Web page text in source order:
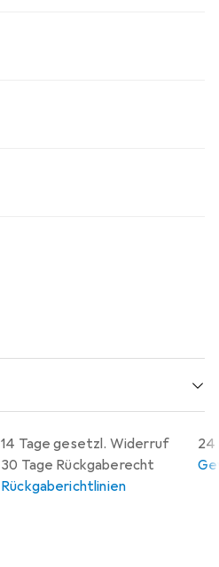
14 Tage gesetzl. Widerruf
30 Tage Rückgaberecht
Rückgaberichtlinien
24